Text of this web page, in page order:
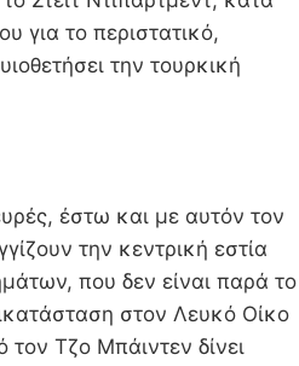
για το περιστατικό,
την τουρκική
έστω και με αυτόν τον
την κεντρική εστία
που δεν είναι παρά το
στον Λευκό Οίκο
Τζο Μπάιντεν δίνει